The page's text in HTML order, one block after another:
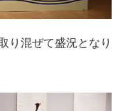
り混ぜて盛況となり